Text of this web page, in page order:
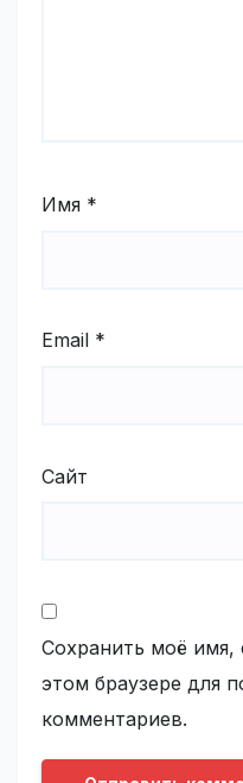
Имя *
Email *
Сайт
Сохранить моё имя,
этом браузере для
комментариев.